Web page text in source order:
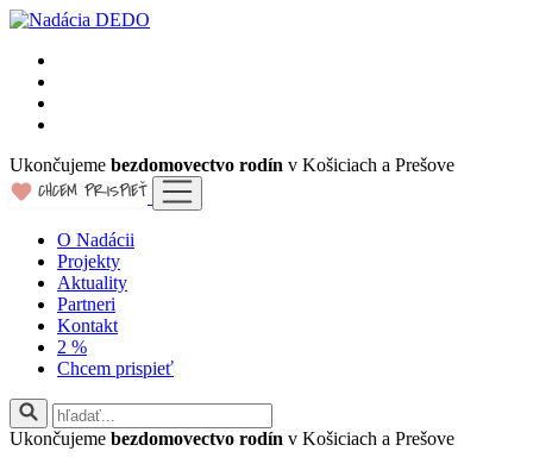
Ukončujeme bezdomovectvo rodín v Košiciach a Prešove
O Nadácii
Projekty
Aktuality
Partneri
Kontakt
2 %
Chcem prispieť
Ukončujeme bezdomovectvo rodín v Košiciach a Prešove